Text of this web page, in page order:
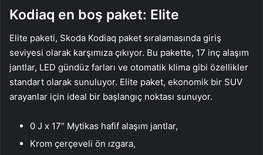
Kodiaq en boş paket: Elite
Elite paketi, Skoda Kodiaq paket sıralamasında giriş
seviyesi olarak karşımıza çıkıyor. Bu pakette, 17 inç alaşım
jantlar, LED gündüz farları ve otomatik klima gibi özellikler
standart olarak sunuluyor. Elite paket, ekonomik bir SUV
arayanlar için ideal bir başlangıç noktası sunuyor.
0 J x 17” Mytikas hafif alaşım jantlar,
Krom çerçeveli ön ızgara,